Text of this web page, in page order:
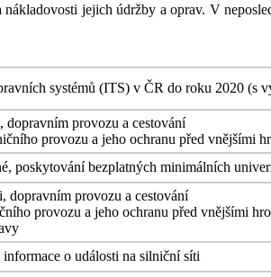
jejich údržby a oprav. V
systémů (ITS) v ČR do roku 2020 (s
provozu a cestování
provozu a jeho ochranu před vnějšími
poskytování bezplatných minimálních
provozu a cestování
provozu a jeho ochranu před vnějšími
o události na silniční síti